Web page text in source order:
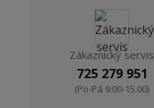
Zákaznický servis
725 279 951
(Po-Pá 9:00-15.00)